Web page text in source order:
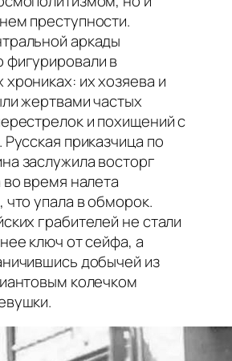
преступности.
аркады
фигурировали в
их хозяева и
жертвами частых
и похищений с
приказчица по
заслужила восторг
время налета
что упала в обморок.
грабителей не стали
ключ от сейфа, а
добычей из
колечком